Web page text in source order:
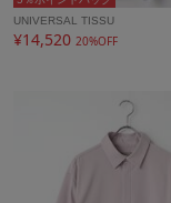
UNIVERSAL TISSU
¥14,520 20%OFF